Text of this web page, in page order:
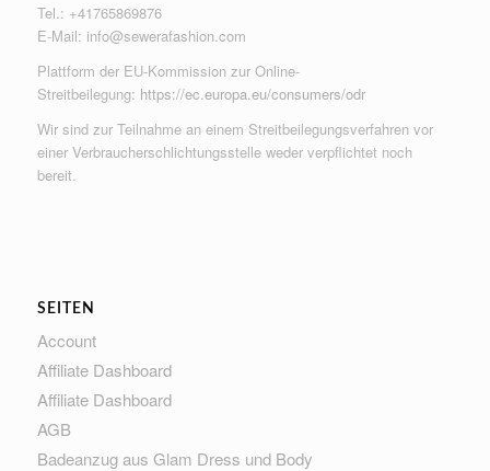
Tel.: +41765869876
E-Mail: info@sewerafashion.com
Plattform der EU-Kommission zur Online-
Streitbeilegung: https://ec.europa.eu/consumers/odr
Wir sind zur Teilnahme an einem Streitbeilegungsverfahren vor
einer Verbraucherschlichtungsstelle weder verpflichtet noch
bereit.
SEITEN
Account
Affiliate Dashboard
Affiliate Dashboard
AGB
Badeanzug aus Glam Dress und Body